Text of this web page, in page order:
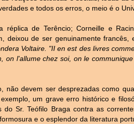
e todos os erros, o meio é o
réplica de Terêncio; Corneille e
deixou de ser genuinamente francês,
Voltaire. "II en est des livres
on l'allume chez soi, on le
não devem ser desprezadas como
um grave erro histórico e
do Sr. Teófilo Braga contra as
e o esplendor da literatura